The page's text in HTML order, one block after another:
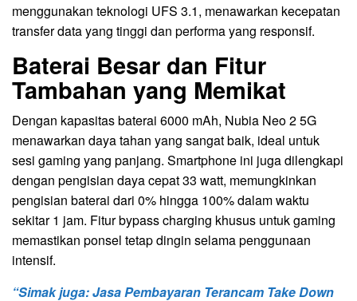
menggunakan teknologi UFS 3.1, menawarkan kecepatan
transfer data yang tinggi dan performa yang responsif.
Baterai Besar dan Fitur
Tambahan yang Memikat
Dengan kapasitas baterai 6000 mAh, Nubia Neo 2 5G
menawarkan daya tahan yang sangat baik, ideal untuk
sesi gaming yang panjang. Smartphone ini juga dilengkapi
dengan pengisian daya cepat 33 watt, memungkinkan
pengisian baterai dari 0% hingga 100% dalam waktu
sekitar 1 jam. Fitur bypass charging khusus untuk gaming
memastikan ponsel tetap dingin selama penggunaan
intensif.
“Simak juga: Jasa Pembayaran Terancam Take Down